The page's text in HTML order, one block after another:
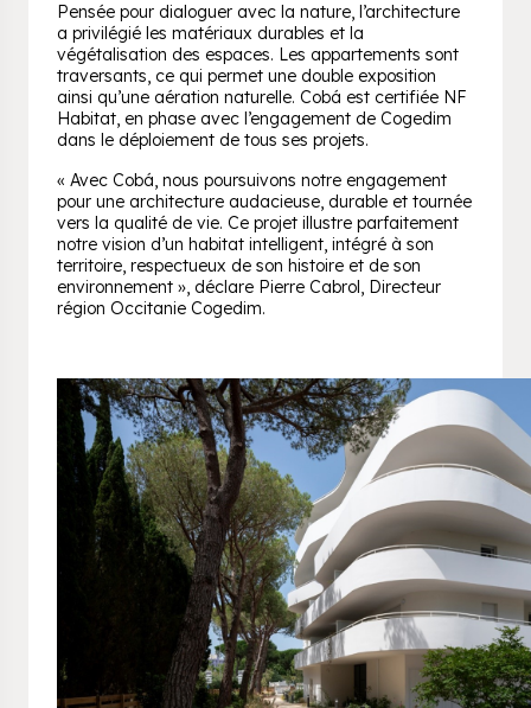
Pensée pour dialoguer avec la nature, l’architecture
a privilégié les matériaux durables et la
végétalisation des espaces. Les appartements sont
traversants, ce qui permet une double exposition
ainsi qu’une aération naturelle. Cobá est certifiée NF
Habitat, en phase avec l’engagement de Cogedim
dans le déploiement de tous ses projets.
« Avec Cobá, nous poursuivons notre engagement
pour une architecture audacieuse, durable et tournée
vers la qualité de vie. Ce projet illustre parfaitement
notre vision d’un habitat intelligent, intégré à son
territoire, respectueux de son histoire et de son
environnement », déclare Pierre Cabrol, Directeur
région Occitanie Cogedim.